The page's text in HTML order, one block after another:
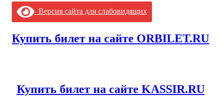
Версия сайта для слабовидящих
Купить билет на сайте ORBILET.RU
Купить билет на сайте KASSIR.RU